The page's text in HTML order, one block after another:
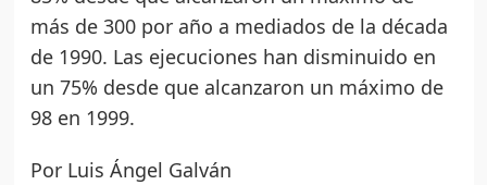
más de 300 por año a mediados de la década
de 1990. Las ejecuciones han disminuido en
un 75% desde que alcanzaron un máximo de
98 en 1999.
Por Luis Ángel Galván